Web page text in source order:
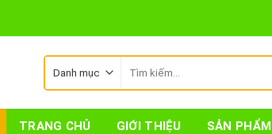
kiếm:
TRANG CHỦ GIỚI THIỆU SẢN PHẨM